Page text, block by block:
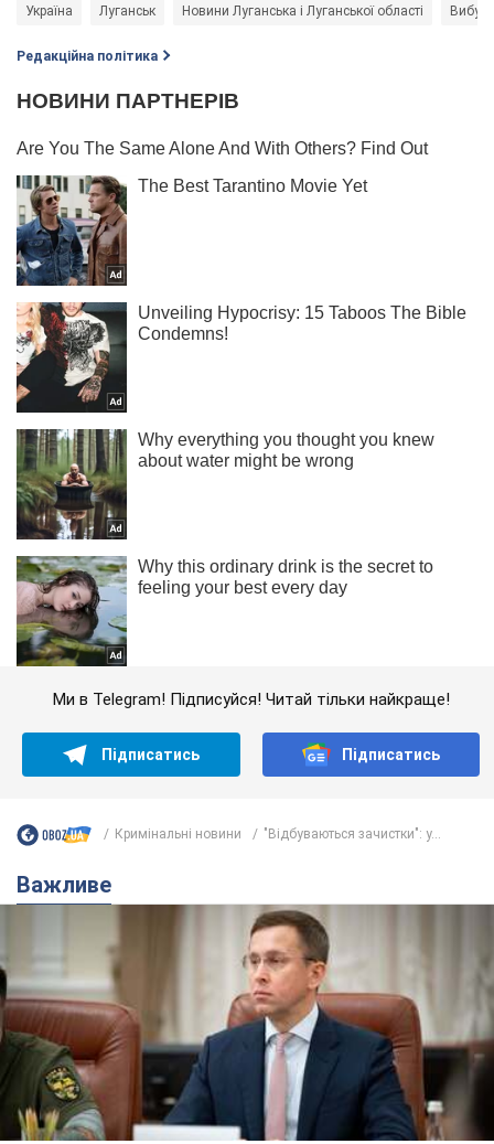
Україна Луганськ Новини Луганська і Луганської області Вибухи
Редакційна політика
Ми в Telegram! Підписуйся! Читай тільки найкраще!
Підписатись Підписатись
Кримінальні новини "Відбуваються зачистки": у...
Важливе